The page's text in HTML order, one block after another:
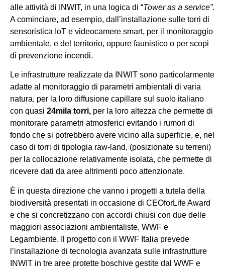
alle attività di INWIT, in una logica di “Tower as a service”.
A cominciare, ad esempio, dall’installazione sulle torri di
sensoristica IoT e videocamere smart, per il monitoraggio
ambientale, e del territorio, oppure faunistico o per scopi
di prevenzione incendi.
Le infrastrutture realizzate da INWIT sono particolarmente
adatte al monitoraggio di parametri ambientali di varia
natura, per la loro diffusione capillare sul suolo italiano
con quasi 24mila torri, per la loro altezza che permette di
monitorare parametri atmosferici evitando i rumori di
fondo che si potrebbero avere vicino alla superficie, e, nel
caso di torri di tipologia raw-land, (posizionate su terreni)
per la collocazione relativamente isolata, che permette di
ricevere dati da aree altrimenti poco attenzionate.
È in questa direzione che vanno i progetti a tutela della
biodiversità presentati in occasione di CEOforLife Award
e che si concretizzano con accordi chiusi con due delle
maggiori associazioni ambientaliste, WWF e
Legambiente. Il progetto con il WWF Italia prevede
l’installazione di tecnologia avanzata sulle infrastrutture
INWIT in tre aree protette boschive gestite dal WWF e